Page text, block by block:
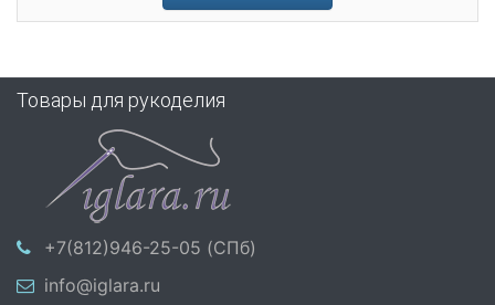
Товары для рукоделия
+7(812)946-25-05 (СПб)
info@iglara.ru